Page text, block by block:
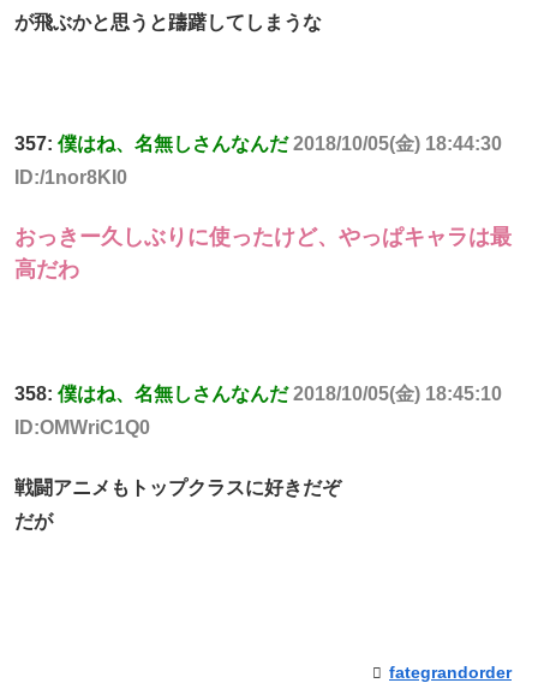
が飛ぶかと思うと躊躇してしまうな
357: 僕はね、名無しさんなんだ 2018/10/05(金) 18:44:30
ID:/1nor8KI0
おっきー久しぶりに使ったけど、やっぱキャラは最
高だわ
358: 僕はね、名無しさんなんだ 2018/10/05(金) 18:45:10
ID:OMWriC1Q0
戦闘アニメもトップクラスに好きだぞ
だが
fategrandorder